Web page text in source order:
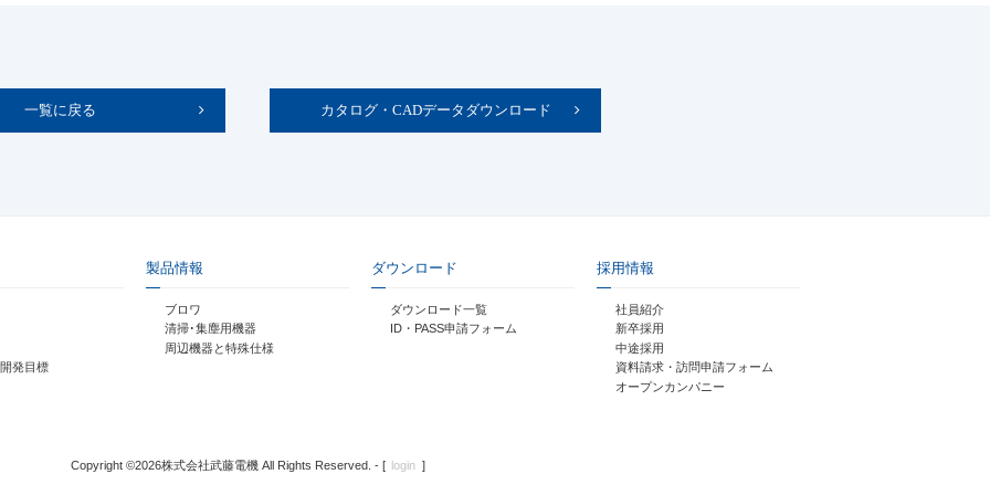
一覧に戻る カタログ・CADデータダウンロード
発目標
製品情報
ブロワ
清掃･集塵用機器
周辺機器と特殊仕様
ダウンロード
ダウンロード一覧
ID・PASS申請フォーム
採用情報
社員紹介
新卒採用
中途採用
資料請求・訪問申請フォーム
オープンカンパニー
Copyright ©2026株式会社武藤電機 All Rights Reserved. - [ login ]